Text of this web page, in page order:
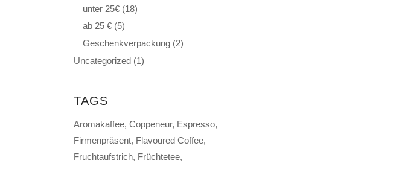
unter 25€ (18)
ab 25 € (5)
Geschenkverpackung (2)
Uncategorized (1)
TAGS
Aromakaffee Coppeneur Espresso
Firmenpräsent Flavoured Coffee
Fruchtaufstrich Früchtetee